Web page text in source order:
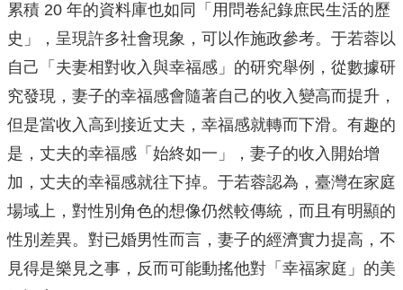
累積 20 年的資料庫也如同「用問卷紀錄庶民生活的歷
史」，呈現許多社會現象，可以作施政參考。于若蓉以
自己「夫妻相對收入與幸福感」的研究舉例，從數據研
究發現，妻子的幸福感會隨著自己的收入變高而提升，
但是當收入高到接近丈夫，幸福感就轉而下滑。有趣的
是，丈夫的幸福感「始終如一」，妻子的收入開始增
加，丈夫的幸褔感就往下掉。于若蓉認為，臺灣在家庭
場域上，對性別角色的想像仍然較傳統，而且有明顯的
性別差異。對已婚男性而言，妻子的經濟實力提高，不
見得是樂見之事，反而可能動搖他對「幸福家庭」的美